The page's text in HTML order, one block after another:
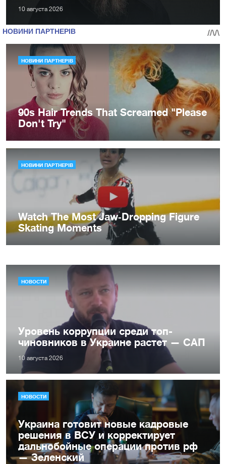
10 августа 2026
НОВОСТИ
Уровень коррупции среди топ-
чиновников в Украине растет — САП
10 августа 2026
НОВОСТИ
Украина готовит новые кадровые
решения в ВСУ и корректирует
дальнобойные операции против рф
— Зеленский